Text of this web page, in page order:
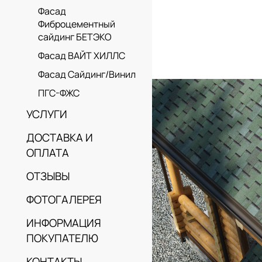
Фасад
Фиброцементный
сайдинг БЕТЭКО
Фасад ВАЙТ ХИЛЛС
Фасад Сайдинг/Винил
ПГС-ФЖС
УСЛУГИ
ДОСТАВКА И
ОПЛАТА
ОТЗЫВЫ
ФОТОГАЛЕРЕЯ
ИНФОРМАЦИЯ
ПОКУПАТЕЛЮ